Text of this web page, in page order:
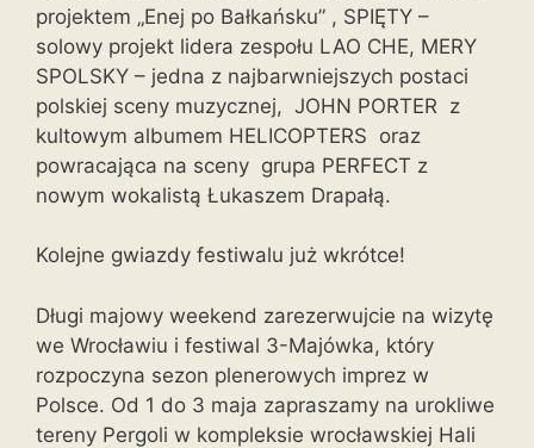
projektem „Enej po Bałkańsku” , SPIĘTY –
solowy projekt lidera zespołu LAO CHE, MERY
SPOLSKY – jedna z najbarwniejszych postaci
polskiej sceny muzycznej, JOHN PORTER z
kultowym albumem HELICOPTERS oraz
powracająca na sceny grupa PERFECT z
nowym wokalistą Łukaszem Drapałą.
Kolejne gwiazdy festiwalu już wkrótce!
Długi majowy weekend zarezerwujcie na wizytę
we Wrocławiu i festiwal 3-Majówka, który
rozpoczyna sezon plenerowych imprez w
Polsce. Od 1 do 3 maja zapraszamy na urokliwe
tereny Pergoli w kompleksie wrocławskiej Hali